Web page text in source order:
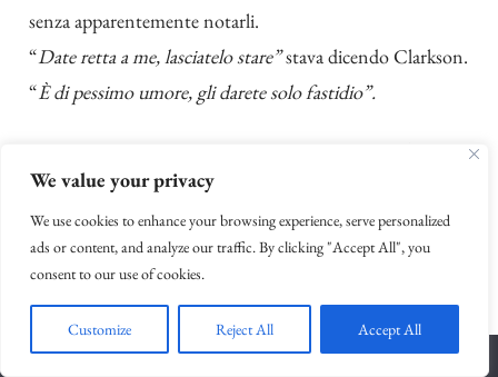
We value your privacy
We use cookies to enhance your browsing experience, serve personalized
ads or content, and analyze our traffic. By clicking "Accept All", you
consent to our use of cookies.
Customize Reject All Accept All
senza apparentemente notarli.
“Date retta a me, lasciatelo stare”stava dicendo Clarkson.
“È di pessimo umore, gli darete solo fastidio”.
ultima stagione, dopotutto. Visto che di vincere non se
ne parla, almeno cerchiamo di fargli compagnia”rispose
Lou Williams, accorato.
“Per me sarebbe meglio lasciarlo sulle sue, ma fate come
credete”Clarkson scosse le spalle e si allontanò.